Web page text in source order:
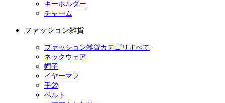
キーホルダー
チャーム
ファッション雑貨
ファッション雑貨カテゴリすべて
ネックウェア
帽子
イヤーマフ
手袋
ベルト